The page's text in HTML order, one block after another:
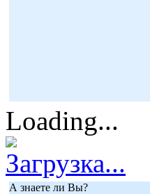
Loading...
Загрузка...
А знаете ли Вы?